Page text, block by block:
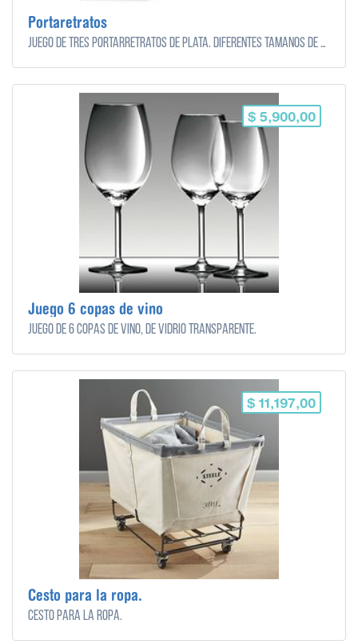
Portaretratos
Juego de tres portarretratos de plata. Diferentes tamaños de foto.
$ 5,900,00
Juego 6 copas de vino
Juego de 6 copas de vino, de vidrio transparente.
$ 11,197,00
Cesto para la ropa.
Cesto para la ropa.